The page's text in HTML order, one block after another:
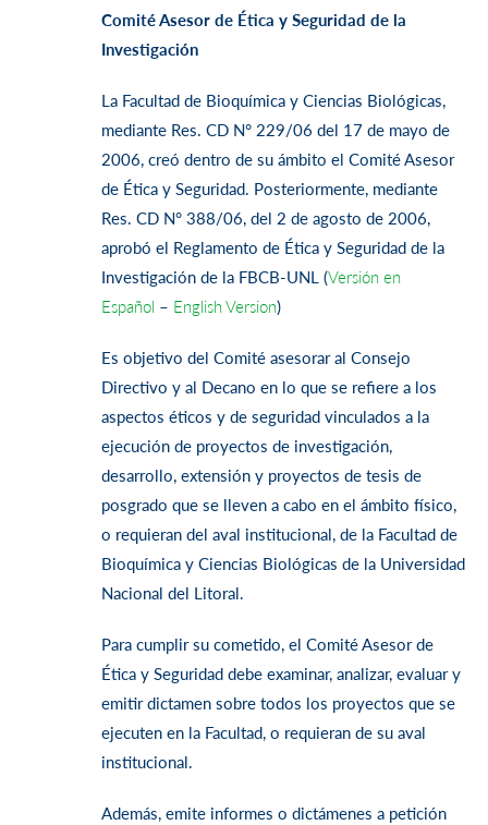
Comité Asesor de Ética y Seguridad de la
Investigación
La Facultad de Bioquímica y Ciencias Biológicas,
mediante Res. CD N° 229/06 del 17 de mayo de
2006, creó dentro de su ámbito el Comité Asesor
de Ética y Seguridad. Posteriormente, mediante
Res. CD N° 388/06, del 2 de agosto de 2006,
aprobó el Reglamento de Ética y Seguridad de la
Investigación de la FBCB-UNL (Versión en
Español – English Version)
Es objetivo del Comité asesorar al Consejo
Directivo y al Decano en lo que se refiere a los
aspectos éticos y de seguridad vinculados a la
ejecución de proyectos de investigación,
desarrollo, extensión y proyectos de tesis de
posgrado que se lleven a cabo en el ámbito físico,
o requieran del aval institucional, de la Facultad de
Bioquímica y Ciencias Biológicas de la Universidad
Nacional del Litoral.
Para cumplir su cometido, el Comité Asesor de
Ética y Seguridad debe examinar, analizar, evaluar y
emitir dictamen sobre todos los proyectos que se
ejecuten en la Facultad, o requieran de su aval
institucional.
Además, emite informes o dictámenes a petición